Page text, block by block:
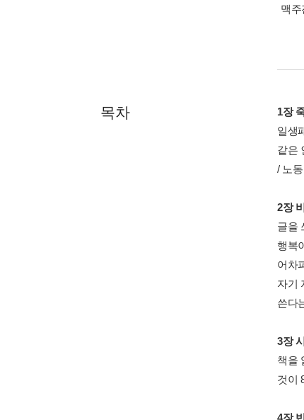
맥주
목차
1장
일생
같은
/ 노
2장
글을
행복
어차
자기
쓴다
3장
책을
것이
4장